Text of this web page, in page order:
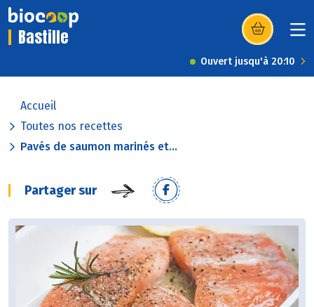
Bastille (s’ouvre dans
Ouvert jusqu'à 20:10
Accueil
Toutes nos recettes
Pavés de saumon marinés et...
Partager sur